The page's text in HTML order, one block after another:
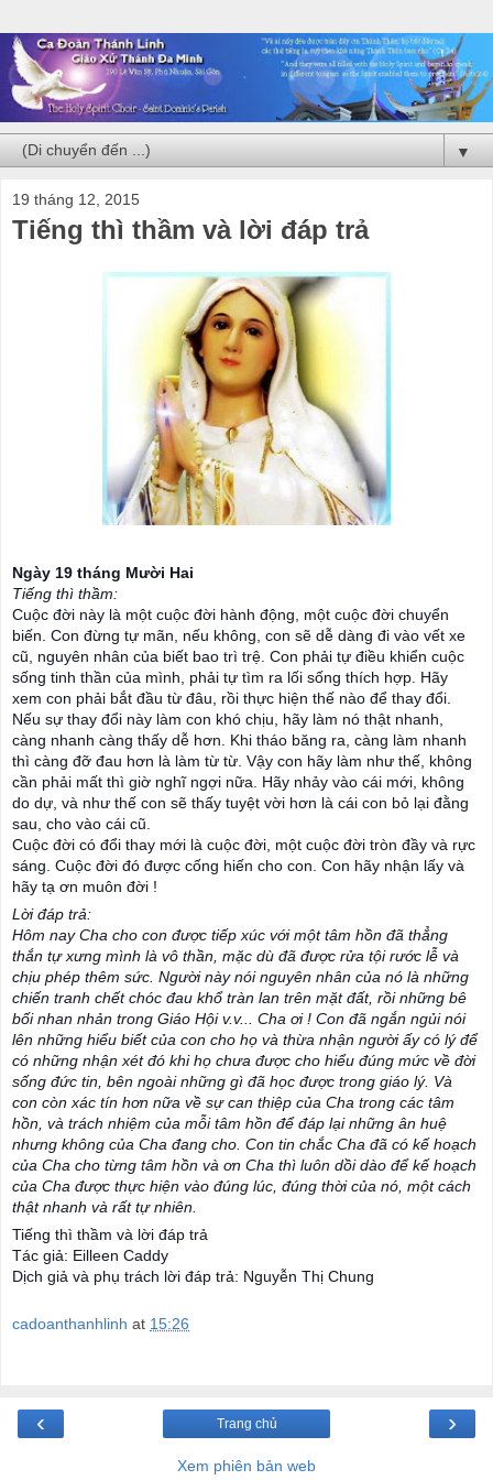
▼
19 tháng 12, 2015
Tiếng thì thầm và lời đáp trả
Ngày 19 tháng Mười Hai
Tiếng thì thầm:
Cuộc đời này là một cuộc đời hành động, một cuộc đời chuyển
biến. Con đừng tự mãn, nếu không, con sẽ dễ dàng đi vào vết xe
cũ, nguyên nhân của biết bao trì trệ. Con phải tự điều khiển cuộc
sống tinh thần của mình, phải tự tìm ra lối sống thích hợp. Hãy
xem con phải bắt đầu từ đâu, rồi thực hiện thế nào để thay đổi.
Nếu sự thay đổi này làm con khó chịu, hãy làm nó thật nhanh,
càng nhanh càng thấy dễ hơn. Khi tháo băng ra, càng làm nhanh
thì càng đỡ đau hơn là làm từ từ. Vậy con hãy làm như thế, không
cần phải mất thì giờ nghĩ ngợi nữa. Hãy nhảy vào cái mới, không
do dự, và như thế con sẽ thấy tuyệt vời hơn là cái con bỏ lại đằng
sau, cho vào cái cũ.
Cuộc đời có đổi thay mới là cuộc đời, một cuộc đời tròn đầy và rực
sáng. Cuộc đời đó được cống hiến cho con. Con hãy nhận lấy và
hãy tạ ơn muôn đời !
Lời đáp trả:
Hôm nay Cha cho con được tiếp xúc với một tâm hồn đã thẳng
thắn tự xưng mình là vô thần, mặc dù đã được rửa tội rước lễ và
chịu phép thêm sức. Người này nói nguyên nhân của nó là những
chiến tranh chết chóc đau khổ tràn lan trên mặt đất, rồi những bê
bối nhan nhản trong Giáo Hội v.v... Cha ơi ! Con đã ngắn ngủi nói
lên những hiểu biết của con cho họ và thừa nhận người ấy có lý để
có những nhận xét đó khi họ chưa được cho hiểu đúng mức về đời
sống đức tin, bên ngoài những gì đã học được trong giáo lý. Và
con còn xác tín hơn nữa về sự can thiệp của Cha trong các tâm
hồn, và trách nhiệm của mỗi tâm hồn để đáp lại những ân huệ
nhưng không của Cha đang cho. Con tin chắc Cha đã có kế hoạch
của Cha cho từng tâm hồn và ơn Cha thì luôn dồi dào để kế hoạch
của Cha được thực hiện vào đúng lúc, đúng thời của nó, một cách
thật nhanh và rất tự nhiên.
Tiếng thì thầm và lời đáp trả
Tác giả: Eilleen Caddy
Dịch giả và phụ trách lời đáp trả: Nguyễn Thị Chung
cadoanthanhlinh at 15:26
‹ ›
Trang chủ
Xem phiên bản web